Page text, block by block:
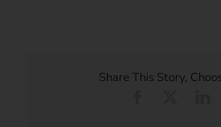
Share This Story,